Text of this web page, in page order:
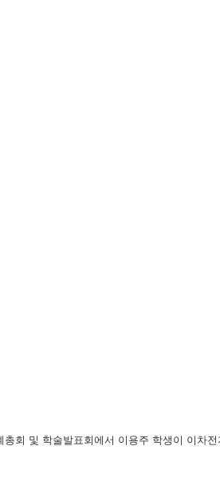
회 및 학술발표회에서 이용주 학생이 이차